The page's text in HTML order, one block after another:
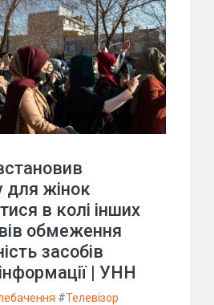
для жінок
в колі інших
обмеження
засобів
| УНН
#Телевізор